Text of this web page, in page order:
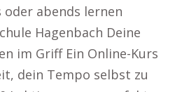
abends lernen
Hagenbach Deine
im Griff Ein Online-Kurs
dein Tempo selbst zu